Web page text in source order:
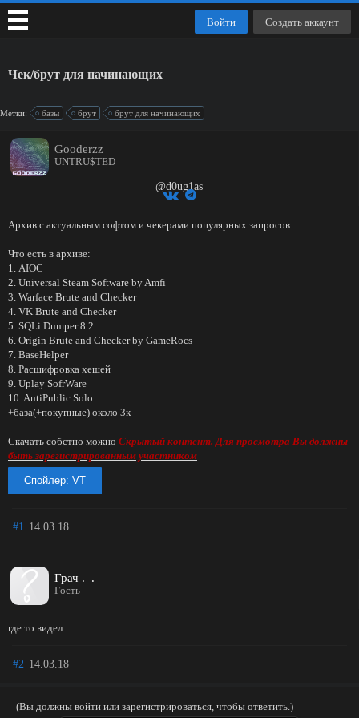
Чек/брут для начинающих
Метки: базы брут брут для начинающих
Gooderzz
UNTRU$TED
@d0ug1as
Архив с актуальным софтом и чекерами популярных запросов
Что есть в архиве:
1. AIOC
2. Universal Steam Software by Amfi
3. Warface Brute and Checker
4. VK Brute and Checker
5. SQLi Dumper 8.2
6. Origin Brute and Checker by GameRocs
7. BaseHelper
8. Расшифровка хешей
9. Uplay SofrWare
10. AntiPublic Solo
+база(+покупные) около 3к
Скачать собстно можно Скрытый контент. Для просмотра Вы должны
быть зарегистрированным участником
Спойлер: VT
#1 14.03.18
Грач ._.
Гость
где то видел
#2 14.03.18
(Вы должны войти или зарегистрироваться, чтобы ответить.)
Войти Создать аккаунт